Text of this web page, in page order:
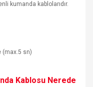
kumanda kablolarıdır.
(max.5 sn)
Kablosu Nerede